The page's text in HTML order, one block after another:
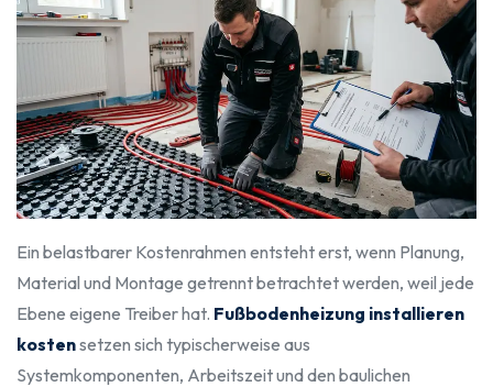
Ein belastbarer Kostenrahmen entsteht erst, wenn Planung,
Material und Montage getrennt betrachtet werden, weil jede
Ebene eigene Treiber hat. Fußbodenheizung installieren
kostensetzen sich typischerweise aus
Systemkomponenten, Arbeitszeit und den baulichen